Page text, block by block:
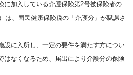
に加入している介護保険第2号被保険者の
）は、国民健康保険税の「介護分」が賦課さ
設に入所し、一定の要件を満たす方につい
はなくなるため、届出により介護分の保険